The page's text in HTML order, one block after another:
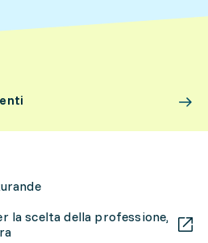
la scelta della professione,